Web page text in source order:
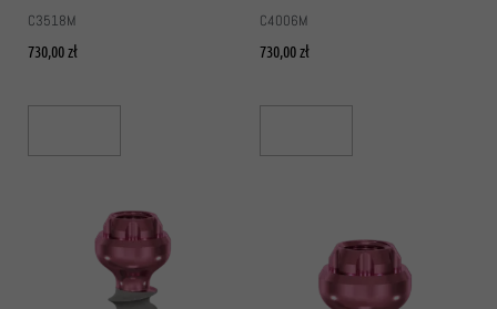
C3518M
730,00zł
C4006M
730,00zł